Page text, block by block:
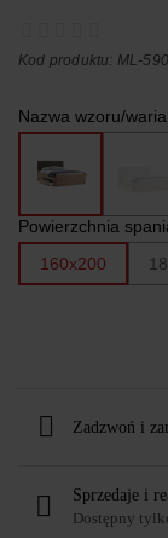
Kod produktu: ML-
Nazwa wzoru/
Powierzchnia
160x200
Zadzwoń i
Sprzedaje i
Dostępny